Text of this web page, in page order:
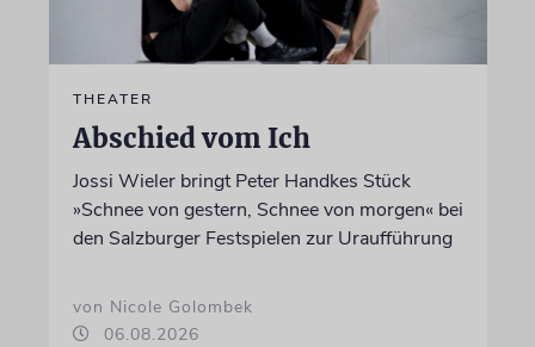
THEATER
Abschied vom Ich
Jossi Wieler bringt Peter Handkes Stück
»Schnee von gestern, Schnee von morgen« bei
den Salzburger Festspielen zur Uraufführung
von Nicole Golombek
06.08.2026